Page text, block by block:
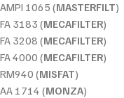
AMPI 1065 (MASTERFILT)
FA 3183 (MECAFILTER)
FA 3208 (MECAFILTER)
FA 4000 (MECAFILTER)
RM940 (MISFAT)
AA 1714 (MONZA)